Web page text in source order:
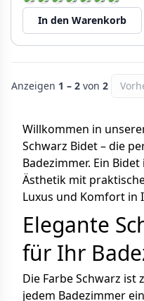
In den Warenkorb
Anzeigen 1 – 2 von 2
Willkommen in
Schwarz Bidet – die
Badezimmer. Ein
Ästhetik mit
Luxus und Komfort in
Elegante
für Ihr
Die Farbe Schwarz ist
jedem Badezimmer